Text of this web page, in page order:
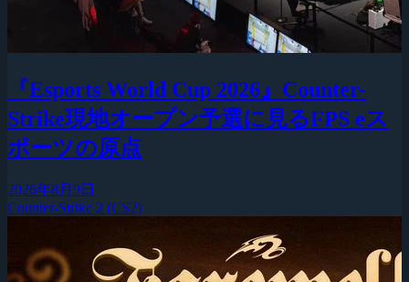
『Esports World Cup 2026』Counter-
Strike現地オープン予選に見るFPS eス
ポーツの原点
2026年8月9日
Counter-Strike 2 (CS2)